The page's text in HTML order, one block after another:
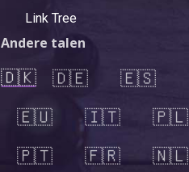
Link Tree
Andere talen
🇩🇰 🇩🇪
🇪🇸
🇪🇺
🇮🇹
🇵🇱
🇵🇹
🇫🇷 🇳🇱